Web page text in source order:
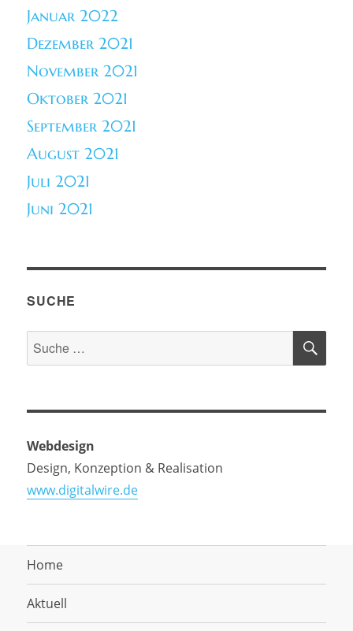
Januar 2022
Dezember 2021
November 2021
Oktober 2021
September 2021
August 2021
Juli 2021
Juni 2021
SUCHE
Suche
nach:
Webdesign
Design, Konzeption & Realisation
www.digitalwire.de
Home
Aktuell